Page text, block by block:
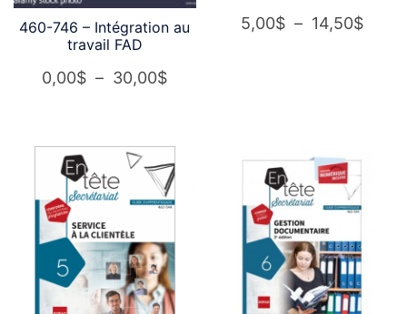
460-746 – Intégration au
travail FAD
0,00$ – 30,00$Plage
0,00$
à
30,00$
5,00$ – 14,50$Plage